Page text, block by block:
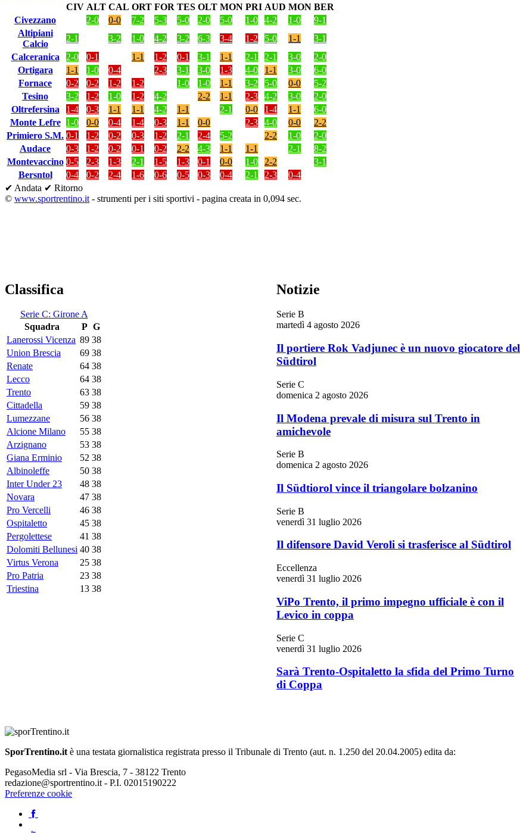
CIV ALT CAL ORT FOR TES OLT MON PRI AUD MON BER
Civezzano
2-0 0-0 7-2 5-3 5-0 2-0 5-0 1-0 4-2 1-0
9-1
Altipiani
Calcio
2-1 3-2 1-0 4-2 3-2 6-3 3-4 1-2 5-0 1-1
3-1
Calceranica
2-0 0-1 1-1 1-2 0-1 3-1 1-1 2-1 2-1 3-0
2-0
Ortigara
1-1 1-0 0-4 2-3 3-1 3-0 1-3 4-0 1-1 3-0
6-0
Fornace
0-2 0-2 1-2 1-2 1-0 1-0 1-1 3-2 5-0 0-0
5-2
Tesino
3-2 1-2 1-0 1-2 4-2 2-2 1-1 2-3 4-2 3-0
2-0
Oltrefersina
1-4 0-3 1-1 1-1 4-2 1-1 2-1 0-0 1-4 1-1
6-0
Monte Lefre
1-0 0-0 0-4 1-4 0-3 1-1 0-0 2-3 4-0 0-0
2-2
Primiero S.M. 0-1 1-2 0-2 0-3 1-2 2-1 2-4 5-2 2-2 1-0
2-0
Audace
0-3 1-2 0-2 0-1 0-2 2-2 4-3 1-1 1-1 2-1
8-2
Montevaccino 0-5 2-3 1-3 2-1 1-5 1-3 0-1 0-0 1-0 2-2
3-1
Bersntol
0-4 0-2 2-4 1-6 0-6 0-5 0-3 0-4 2-1 2-3
0-4
✔ Andata ✔ Ritorno
© www.sportrentino.it - strumenti per i siti sportivi - pagina creata in 0,094 sec.
Classifica
Serie C: Girone A
Squadra
P G
Lanerossi Vicenza 89 38
Union Brescia
69 38
Renate
64 38
Lecco
64 38
Trento
63 38
Cittadella
59 38
Lumezzane
56 38
Alcione Milano
55 38
Arzignano
53 38
Giana Erminio
52 38
Albinoleffe
50 38
Inter Under 23
48 38
Novara
47 38
Pro Vercelli
46 38
Ospitaletto
45 38
Pergolettese
41 38
Dolomiti Bellunesi 40 38
Virtus Verona
25 38
Pro Patria
23 38
Triestina
13 38
Notizie
Serie B
martedì 4 agosto 2026
Il portiere Rok Vadjunec è un nuovo giocatore del
Südtirol
Serie C
domenica 2 agosto 2026
Il Modena prevale di misura sul Trento in
amichevole
Serie B
domenica 2 agosto 2026
Il Südtiorol vince il triangolare bolzanino
Serie B
venerdì 31 luglio 2026
Il difensore David Veroli si trasferisce al Südtirol
Eccellenza
venerdì 31 luglio 2026
ViPo Trento, il primo impegno ufficiale è con il
Levico in coppa
Serie C
venerdì 31 luglio 2026
Sarà Trento-Ospitaletto la sfida del Primo Turno
di Coppa
SporTrentino.it è una testata giornalistica registrata presso il Tribunale di Trento (aut. n. 1.250 del 20.04.2005) edita da:
PegasoMedia srl - Via Brescia, 7 - 38122 Trento
redazione@sportrentino.it - P.I. 02015190222
Preferenze cookie